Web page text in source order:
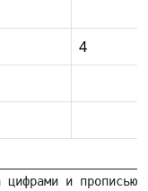
4
и прописью)